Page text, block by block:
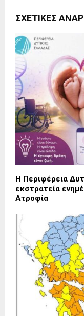
ΣΧΕΤΙΚΈΣ
Η Περιφέρεια
εκστρατεία
Ατροφία